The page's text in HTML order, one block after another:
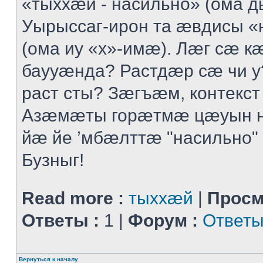
Уырыссаг-ирон та ӕвдисы
(ома иу «х»-имӕ). Лӕг сӕ
баууӕнда? Растдӕр сӕ чи
раст сты? Зӕгъӕм,
Азӕмӕты горӕтмӕ
йӕ йе ’мбӕлттӕ "насильно"
Бузныг!
Read more : тыххӕй |
Ответы : 1 | Форум :
Вернуться к началу